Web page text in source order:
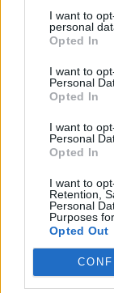
I want to
personal
Opted In
I want to
Personal
Opted In
I want to
Personal
Opted In
I want to
Retention,
Personal
Purposes
Opted Out
αβάσιμοι
πρίγκιπα
τον
είπαν